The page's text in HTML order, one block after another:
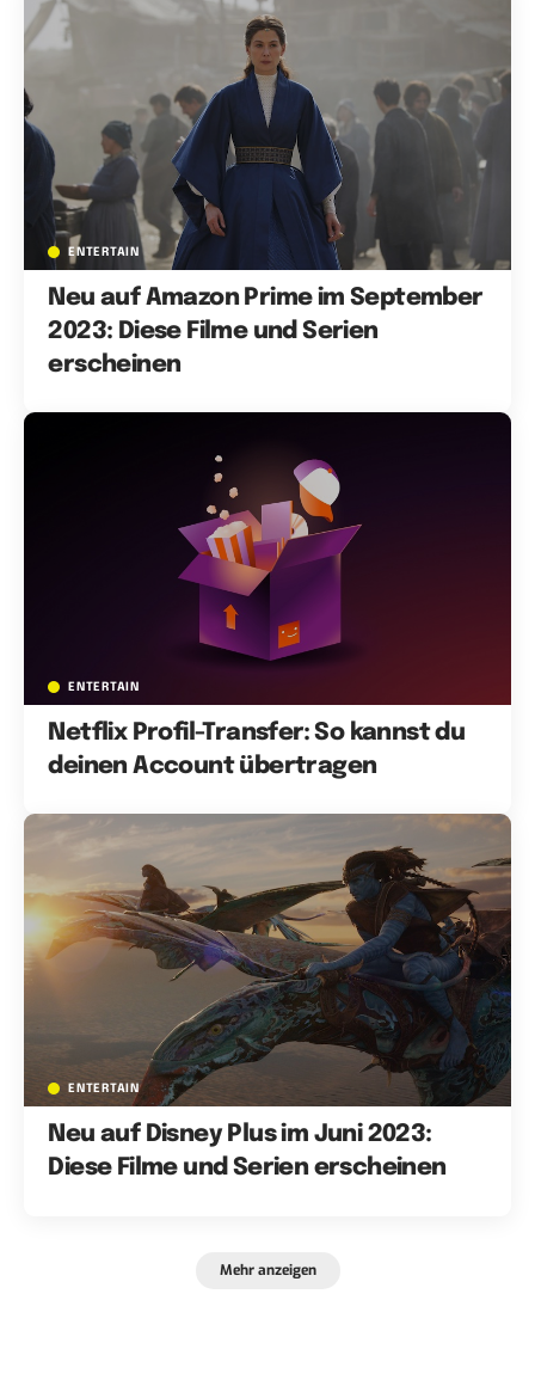
ENTERTAIN
Neu auf Amazon Prime im September
2023: Diese Filme und Serien
erscheinen
ENTERTAIN
Netflix Profil-Transfer: So kannst du
deinen Account übertragen
ENTERTAIN
Neu auf Disney Plus im Juni 2023:
Diese Filme und Serien erscheinen
Mehr anzeigen